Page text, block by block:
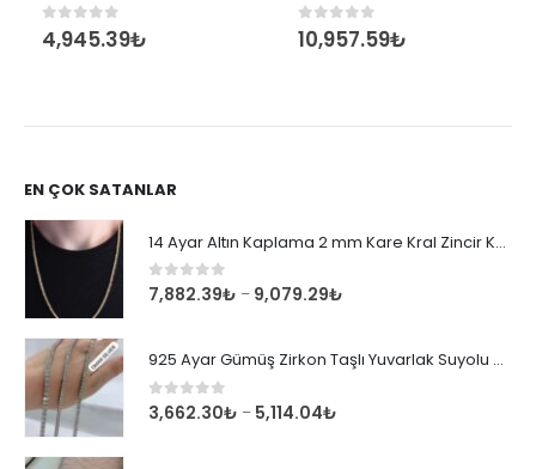
0out of 5
4,945.39₺ 0out of 5
10,957.59₺
EN ÇOK SATANLAR
14 Ayar Altın Kaplama 2 mm Kare Kral Zincir Kolye
0 out of 5
7,882.39₺ – 9,079.29₺
925 Ayar Gümüş Zirkon Taşlı Yuvarlak Suyolu Bileklik
0 out of 5
3,662.30₺ – 5,114.04₺